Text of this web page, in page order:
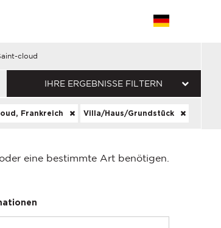
cloud
IHRE ERGEBNISSE FILTERN
Frankreich Villa/Haus/Grundstück
eine bestimmte Art benötigen.